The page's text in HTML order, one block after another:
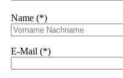
Name (*)
E-Mail (*)